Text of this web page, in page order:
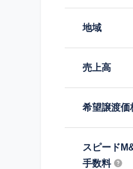
地域
売上高
希望譲渡価
スピード
手数料